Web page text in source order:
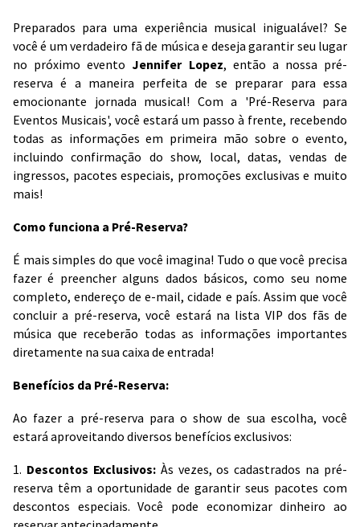
Preparados para uma experiência musical inigualável? Se
você é um verdadeiro fã de música e deseja garantir seu lugar
no próximo evento Jennifer Lopez, então a nossa pré-
reserva é a maneira perfeita de se preparar para essa
emocionante jornada musical! Com a 'Pré-Reserva para
Eventos Musicais', você estará um passo à frente, recebendo
todas as informações em primeira mão sobre o evento,
incluindo confirmação do show, local, datas, vendas de
ingressos, pacotes especiais, promoções exclusivas e muito
mais!
Como funciona a Pré-Reserva?
É mais simples do que você imagina! Tudo o que você precisa
fazer é preencher alguns dados básicos, como seu nome
completo, endereço de e-mail, cidade e país. Assim que você
concluir a pré-reserva, você estará na lista VIP dos fãs de
música que receberão todas as informações importantes
diretamente na sua caixa de entrada!
Benefícios da Pré-Reserva:
Ao fazer a pré-reserva para o show de sua escolha, você
estará aproveitando diversos benefícios exclusivos:
1. Descontos Exclusivos:Às vezes, os cadastrados na pré-
reserva têm a oportunidade de garantir seus pacotes com
descontos especiais. Você pode economizar dinheiro ao